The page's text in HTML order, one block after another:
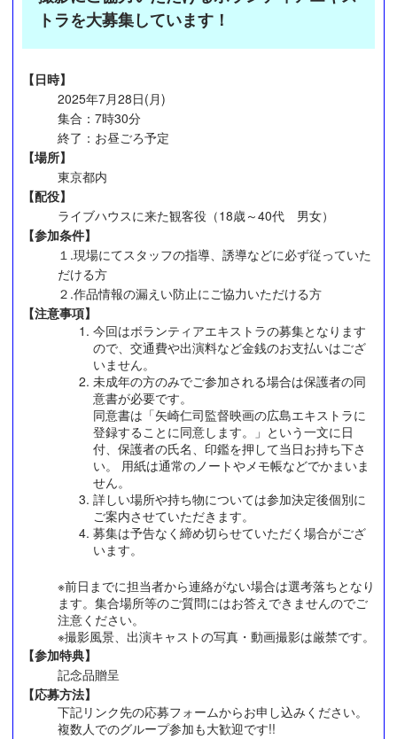
トラを大募集しています！
【日時】
2025年7月28日(月)
集合：7時30分
終了：お昼ごろ予定
【場所】
東京都内
【配役】
ライブハウスに来た観客役（18歳～40代 男女）
【参加条件】
１.現場にてスタッフの指導、誘導などに必ず従っていた
だける方
２.作品情報の漏えい防止にご協力いただける方
【注意事項】
今回はボランティアエキストラの募集となります
ので、交通費や出演料など金銭のお支払いはござ
いません。
未成年の方のみでご参加される場合は保護者の同
意書が必要です。
同意書は「矢崎仁司監督映画の広島エキストラに
登録することに同意します。」という一文に日
付、保護者の氏名、印鑑を押して当日お持ち下さ
い。 用紙は通常のノートやメモ帳などでかまいま
せん。
詳しい場所や持ち物については参加決定後個別に
ご案内させていただきます。
募集は予告なく締め切らせていただく場合がござ
います。
※前日までに担当者から連絡がない場合は選考落ちとなり
ます。集合場所等のご質問にはお答えできませんのでご
注意ください。
※撮影風景、出演キャストの写真・動画撮影は厳禁です。
【参加特典】
記念品贈呈
【応募方法】
下記リンク先の応募フォームからお申し込みください。
複数人でのグループ参加も大歓迎です!!